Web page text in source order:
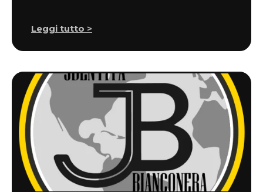
Leggi tutto >